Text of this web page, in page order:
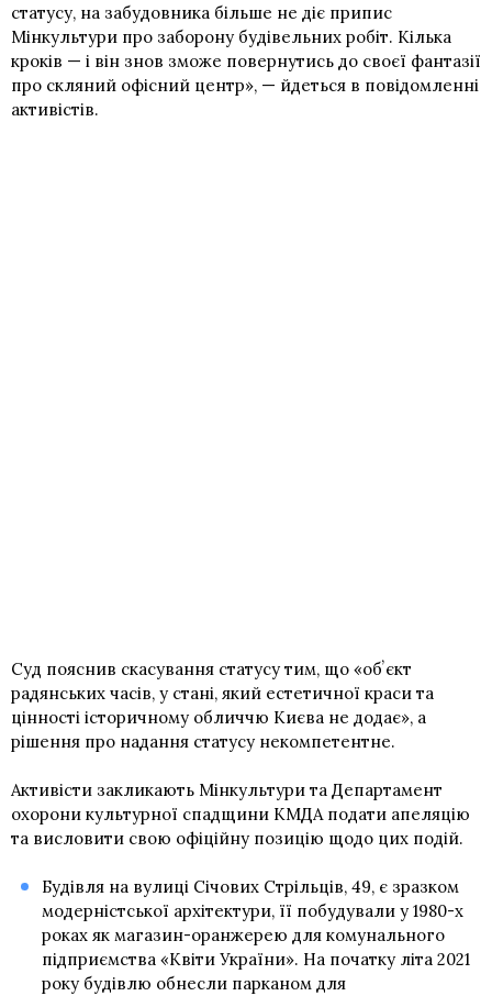
статусу, на забудовника більше не діє припис
Мінкультури про заборону будівельних робіт. Кілька
кроків — і він знов зможе повернутись до своєї фантазії
про скляний офісний центр», — йдеться в повідомленні
активістів.
Суд пояснив скасування статусу тим, що «обʼєкт
радянських часів, у стані, який естетичної краси та
цінності історичному обличчю Києва не додає», а
рішення про надання статусу некомпетентне.
Активісти закликають Мінкультури та Департамент
охорони культурної спадщини КМДА подати апеляцію
та висловити свою офіційну позицію щодо цих подій.
Будівля на вулиці Січових Стрільців, 49, є зразком
модерністської архітектури, її побудували у 1980-х
роках як магазин-оранжерею для комунального
підприємства «Квіти України». На початку літа 2021
року будівлю обнесли парканом для